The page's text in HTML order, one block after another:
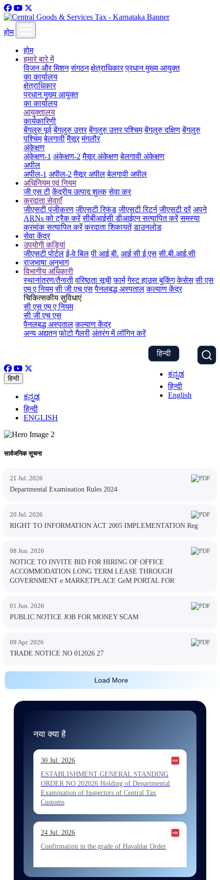
होम
होम
हमारे बारे में
विजन और मिशन संगठन क्षेत्राधिकार प्रधान मुख्य आयुक्त
का कार्यालय
क्षेत्राधिकार
प्रधान मुख्य आयुक्त
का कार्यालय
आयुक्तालय
कार्यकारिणी
बेंगलुरु पूर्व बेंगलुरु उत्तर बेंगलुरु उत्तर पश्चिम बेंगलुरु दक्षिण बेंगलुरु
पश्चिम बेलगावी मैसूर मंगलौर
अंकेक्षण
अंकेक्षण-1 अंकेक्षण-2 मैसूर अंकेक्षण बेलगावी अंकेक्षण
अपील
अपील-1 अपील-2 मैसूर अपील बेलगावी अपील
अधिनियम एवं नियम
जी एस टी केंद्रीय उत्पाद शुल्क सेवा कर
करदाता सेवाएँ
जीएसटी पंजीकरण जीएसटी रिफंड जीएसटी रिटर्न जीएसटी दरें अपने
ARNs को ट्रैक करें सीबीआईसी डीआईएन सत्यापित करें समस्या
क्रमांक सत्यापित करें करदाता शिकायतें डाउनलोड
सेवा केंद्र
उपयोगी कड़ियां
जीएसटी पोर्टल ई-वे बिल पी आई बी. आई सी ई एस सी.बी.आई.सी
राजभाषा अनुभाग
विभागीय अधिकारी
स्थानांतरण/तैनाती वरिष्ठता सूची फार्म गेस्ट हाउस बुकिंग केसेस सी एस
एम ए नियम सी जी एच एस पैनलबद्ध अस्पताल कल्याण केंद्र
चिकित्सकीय सुविधाएं
सी एस एम ए नियम
सी जी एच एस
पैनलबद्ध अस्पताल कल्याण केंद्र
अन्य अद्यतन फोटो गैलरी अंतरंग में लॉगिन करें
हिन्दी
ಕನ್ನಡ
हिन्दी
English
हिन्दी
ಕನ್ನಡ
हिन्दी
ENGLISH
सार्वजनिक सूचना
21 Jul. 2026
Departmental Examination Rules 2024
20 Jul. 2026
RIGHT TO INFORMATION ACT 2005 IMPLEMENTATION Reg
08 Jun. 2026
NOTICE TO INVITE BID FOR HIRING OF OFFICE
ACCOMMODATION LONG TERM LEASE THROUGH
GOVERNMENT e MARKETPLACE GeM PORTAL FOR
01 Jun. 2026
PUBLIC NOTICE JOB FOR MONEY SCAM
09 Apr. 2026
TRADE NOTICE NO 012026 27
Load More
नया क्या है
30 Jul. 2026
ESTABLISHMENT GENERAL STANDING
ORDER NO 202026 Holding of Departmental
Examination of Inspectors of Central Tax
Customs
24 Jul. 2026
Confirmation in the grade of Havaldar Order